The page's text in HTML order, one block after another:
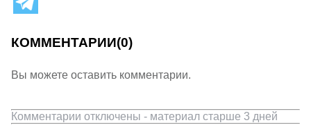
КОММЕНТАРИИ(0)
Вы можете оставить комментарии.
Комментарии отключены - материал старше 3 дней